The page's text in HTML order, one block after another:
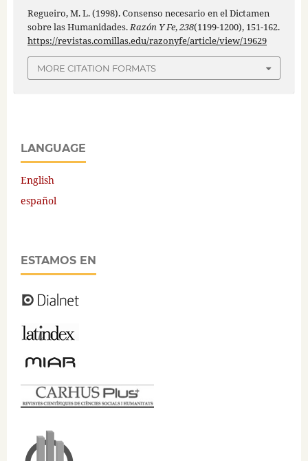
Regueiro, M. L. (1998). Consenso necesario en el Dictamen
sobre las Humanidades.Razón Y Fe,238(1199-1200), 151-162.
https://revistas.comillas.edu/razonyfe/article/view/19629
MORE CITATION FORMATS
LANGUAGE
English
español
ESTAMOS EN